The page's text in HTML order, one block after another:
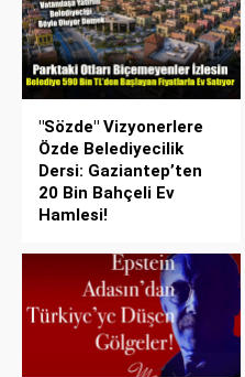
"Sözde" Vizyonerlere
Özde Belediyecilik
Dersi: Gaziantep’ten
20 Bin Bahçeli Ev
Hamlesi!